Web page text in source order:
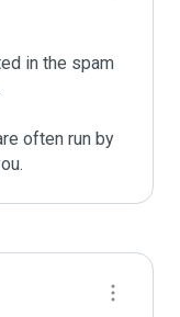
in the spam
often run by